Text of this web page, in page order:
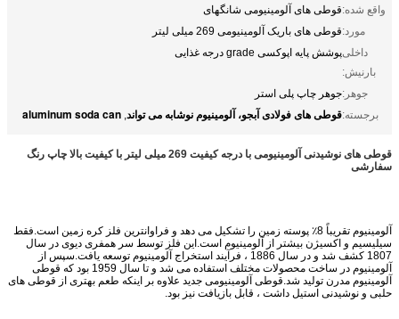
واقع شده:قوطی های آلومینیومی شانگهای
مورد:قوطی های باریک آلومینیومی 269 میلی لیتر
داخلی
بارنیش:
پوشش پایه اپوکسی grade درجه غذایی
جوهر:جوهر چاپ پلی استر
برجسته:قوطی های فولادی آبجو، آلومینیوم نوشابه می تواند,
aluminum soda can
قوطی های نوشیدنی آلومینیومی با درجه کیفیت 269 میلی لیتر با کیفیت بالا چاپ رنگ
سفارشی
آلومینیوم تقریباً 8٪ پوسته زمین را تشکیل می دهد و فراوانترین فلز کره زمین است.فقط
سیلیسیم و اکسیژن بیشتر از آلومینیوم است.این فلز توسط سر همفری دیوی در سال
1807 کشف شد و در سال 1886 ، فرآیند استخراج آلومینیوم توسعه یافت.سپس از
آلومینیوم در ساخت محصولات مختلف استفاده می شد و تا سال 1959 بود که قوطی
آلومینیوم مدرن تولید شد.قوطی آلومینیومی جدید علاوه بر اینکه طعم بهتری از قوطی های
حلبی و نوشیدنی استیل داشت ، قابل بازیافت نیز بود.